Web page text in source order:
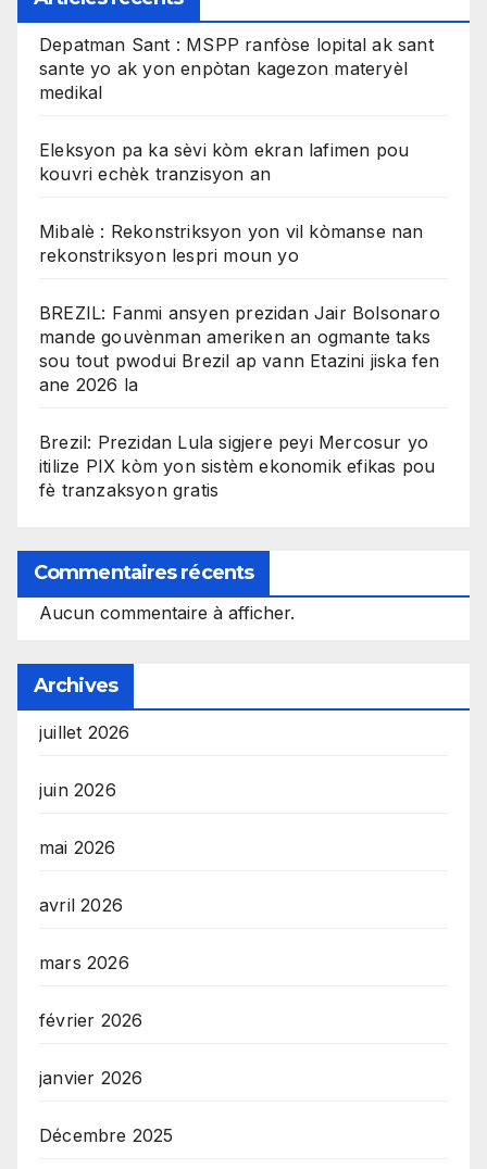
Depatman Sant : MSPP ranfòse lopital ak sant
sante yo ak yon enpòtan kagezon materyèl
medikal
Eleksyon pa ka sèvi kòm ekran lafimen pou
kouvri echèk tranzisyon an
Mibalè : Rekonstriksyon yon vil kòmanse nan
rekonstriksyon lespri moun yo
BREZIL: Fanmi ansyen prezidan Jair Bolsonaro
mande gouvènman ameriken an ogmante taks
sou tout pwodui Brezil ap vann Etazini jiska fen
ane 2026 la
Brezil: Prezidan Lula sigjere peyi Mercosur yo
itilize PIX kòm yon sistèm ekonomik efikas pou
fè tranzaksyon gratis
Commentaires récents
Aucun commentaire à afficher.
Archives
juillet 2026
juin 2026
mai 2026
avril 2026
mars 2026
février 2026
janvier 2026
Décembre 2025